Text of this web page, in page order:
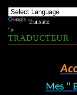
Translate
">
TRADUCTEUR
Mes "